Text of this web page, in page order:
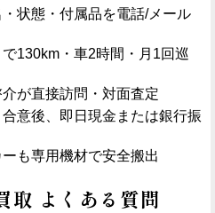
状態・付属品を電話/メール
130km・車2時間・月1回巡
介が直接訪問・対面査定
合意後、即日現金または銀行振
ーも専用機材で安全搬出
取 よくある質問